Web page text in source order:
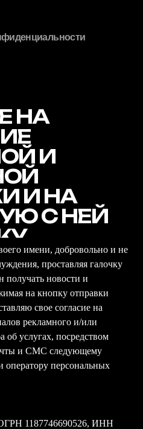
НА
НЕЙ
имени, добровольно и не
проставляя галочку
получать новости и
на кнопку отправки
свое согласие на
рекламного и/или
об услугах, посредством
и СМС следующему
оператору персональных
1187746690526, ИНН